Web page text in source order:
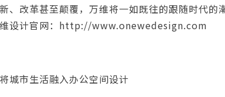
、改革甚至颠覆，万维将一如既往的跟随时代的
设计官网： http://www.onewedesign.com
城市生活融入办公空间设计